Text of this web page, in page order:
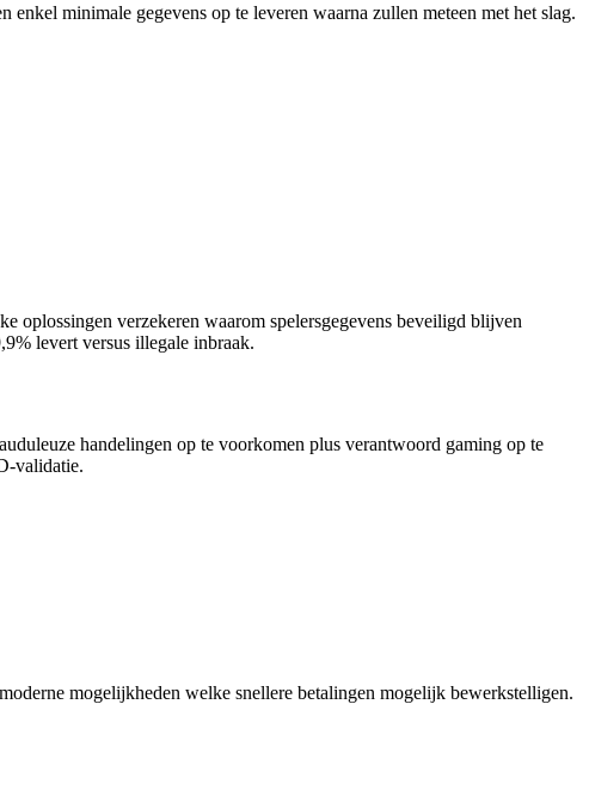
minimale gegevens op te leveren waarna zullen meteen met het slag.
oplossingen verzekeren waarom spelersgegevens beveiligd blijven
levert versus illegale inbraak.
handelingen op te voorkomen plus verantwoord gaming op te
validatie.
mogelijkheden welke snellere betalingen mogelijk bewerkstelligen.